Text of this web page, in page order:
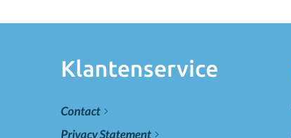
Klantenservice
Contact
Privacy Statement